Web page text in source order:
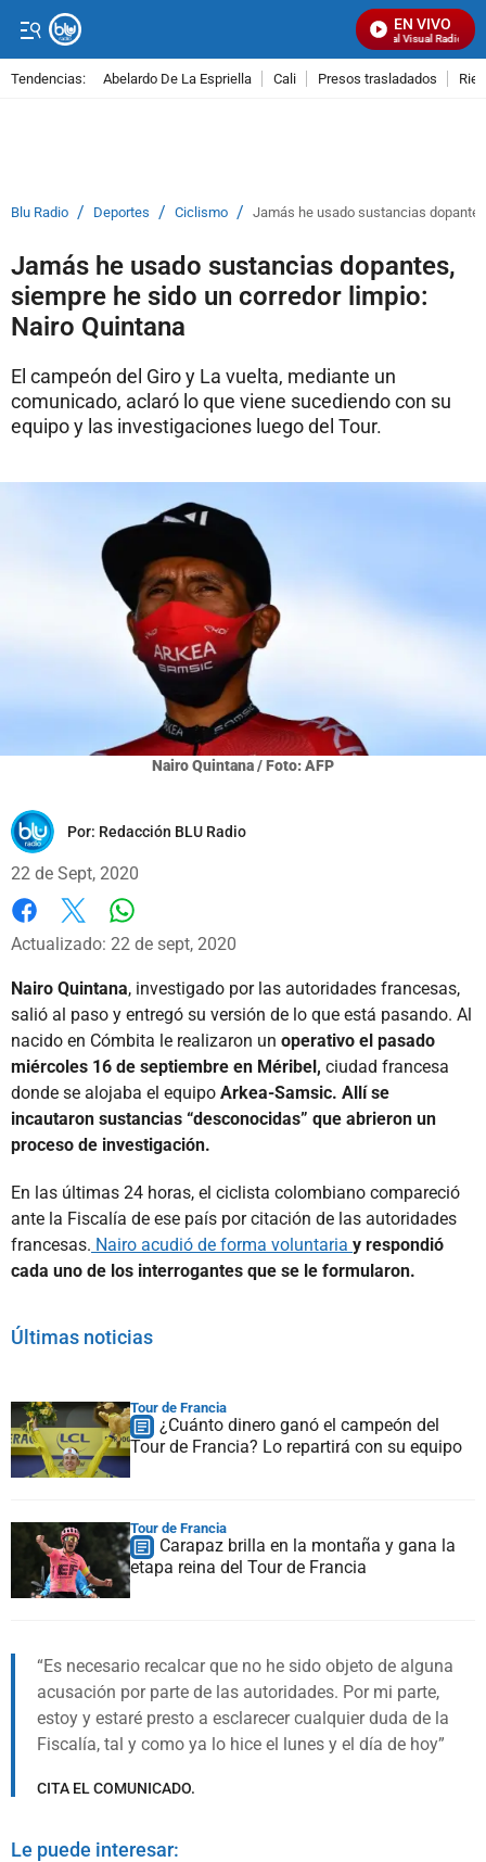
EN VIVO
Señal Visual Radio
Tendencias: Abelardo De La Espriella Cali Presos trasladados
Blu Radio / Deportes / Ciclismo / Jamás he usado sustancias
Jamás he usado sustancias dopantes,
siempre he sido un corredor limpio:
Nairo Quintana
El campeón del Giro y La vuelta, mediante un
comunicado, aclaró lo que viene sucediendo con su
equipo y las investigaciones luego del Tour.
Nairo Quintana / Foto: AFP
Por: Redacción BLU Radio
22 de Sept, 2020
Facebook
X
Actualizado: 22 de sept, 2020
Nairo Quintana, investigado por las autoridades francesas,
salió al paso y entregó su versión de lo que está pasando. Al
nacido en Cómbita le realizaron un operativo el pasado
miércoles 16 de septiembre en Méribel, ciudad francesa
donde se alojaba el equipo Arkea-Samsic. Allí se
incautaron sustancias “desconocidas” que abrieron un
proceso de investigación.
En las últimas 24 horas, el ciclista colombiano compareció
ante la Fiscalía de ese país por citación de las autoridades
francesas. Nairo acudió de forma voluntaria y respondió
cada uno de los interrogantes que se le formularon.
Últimas noticias
Tour de Francia
¿Cuánto dinero ganó el campeón del
Tour de Francia? Lo repartirá con su equipo
Tour de Francia
Carapaz brilla en la montaña y gana la
etapa reina del Tour de Francia
Es necesario recalcar que no he sido objeto de alguna
acusación por parte de las autoridades. Por mi parte,
estoy y estaré presto a esclarecer cualquier duda de la
Fiscalía, tal y como ya lo hice el lunes y el día de hoy
CITA EL COMUNICADO.
Le puede interesar: